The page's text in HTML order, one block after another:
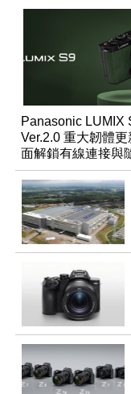
Panasonic LUMIX
Ver.2.0 重大韌體更
面解鎖有線連接與
調編輯